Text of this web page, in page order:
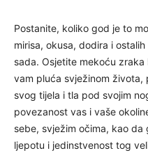
Postanite, koliko god je to
mirisa, okusa, dodira i
sada. Osjetite mekoću
vam pluća svježinom života,
svog tijela i tla pod svojim
povezanost vas i vaše
sebe, svježim očima, kao
ljepotu i jedinstvenost tog